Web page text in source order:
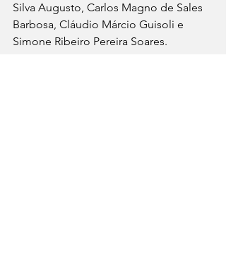
Silva Augusto, Carlos Magno de Sales
Barbosa, Cláudio Márcio Guisoli e
Simone Ribeiro Pereira Soares.